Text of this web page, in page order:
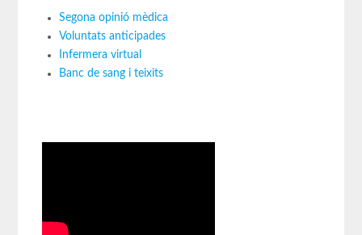
Segona opinió mèdica
Voluntats anticipades
Infermera virtual
Banc de sang i teixits